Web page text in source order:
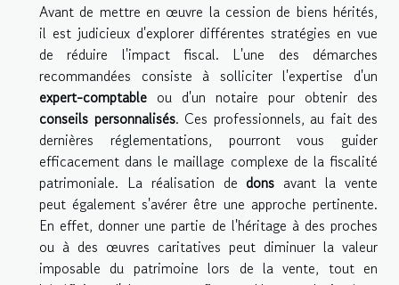
Avant de mettre en œuvre la cession de biens hérités,
il est judicieux d'explorer différentes stratégies en vue
de réduire l'impact fiscal. L'une des démarches
recommandées consiste à solliciter l'expertise d'un
expert-comptable ou d'un notaire pour obtenir des
conseils personnalisés. Ces professionnels, au fait des
dernières réglementations, pourront vous guider
efficacement dans le maillage complexe de la fiscalité
patrimoniale. La réalisation de dons avant la vente
peut également s'avérer être une approche pertinente.
En effet, donner une partie de l'héritage à des proches
ou à des œuvres caritatives peut diminuer la valeur
imposable du patrimoine lors de la vente, tout en